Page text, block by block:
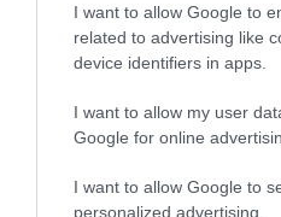
I want to allow Google to
related to advertising like
device identifiers in apps.
I want to allow my user
Google for online
I want to allow Google to
personalized advertising.
Torsades Bicolores